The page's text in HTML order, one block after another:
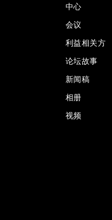
中心
会议
利益相关方
论坛故事
新闻稿
相册
视频